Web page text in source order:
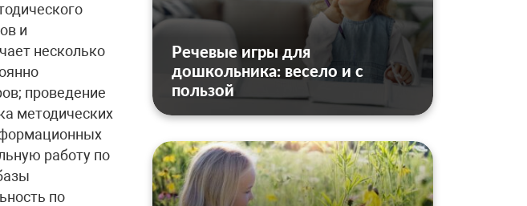
и
несколько
проведение
методических
работу по
по
Речевые игры для
дошкольника: весело и с
пользой